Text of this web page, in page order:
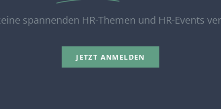
spannenden HR-Themen und HR-Events
JETZT ANMELDEN